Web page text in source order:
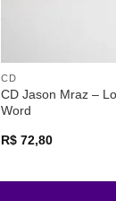
CD
CD Jason Mraz –
Word
R$ 72,80